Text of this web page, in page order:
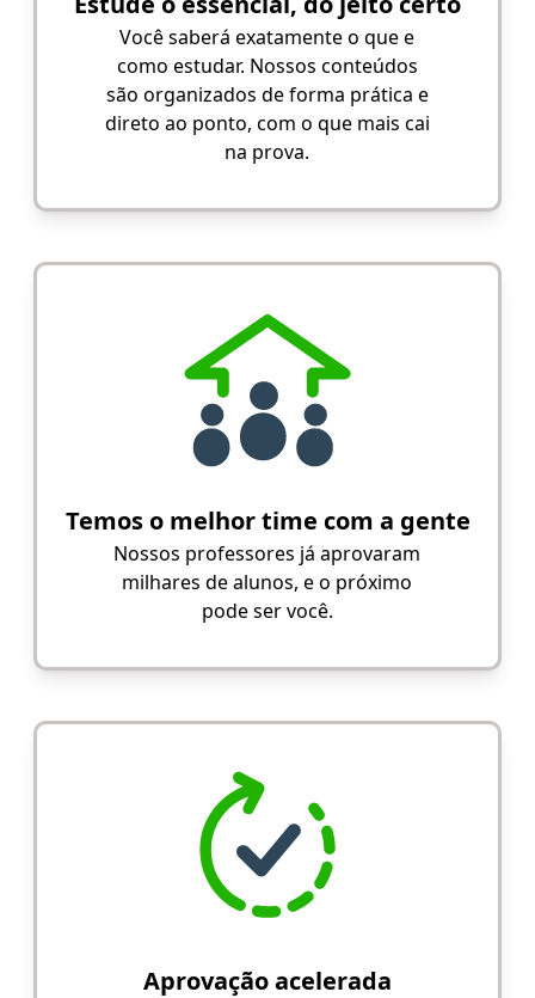
Você saberá exatamente o que e
como estudar. Nossos conteúdos
são organizados de forma prática e
direto ao ponto, com o que mais cai
na prova.
Temos o melhor time com a gente
Nossos professores já aprovaram
milhares de alunos, e o próximo
pode ser você.
Aprovação acelerada